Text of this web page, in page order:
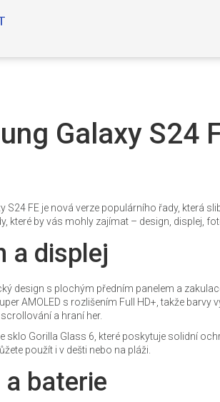
Galaxy S24
S24 FE je nová verze populárního řady, která
které by vás mohly zajímat – design, displej,
a displej
design s plochým předním panelem a
AMOLED s rozlišením Full HD+, takže
a hraní her.
sklo Gorilla Glass 6, které poskytuje solidní
použít i v dešti nebo na pláži.
baterie